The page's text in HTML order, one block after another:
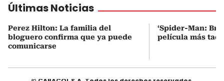
Últimas Noticias
Perez Hilton: La familia del
bloguero confirma que ya puede
comunicarse
‘Spider-Man:
película más